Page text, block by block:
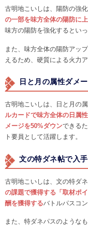
古明地こいしは、陽防の強
の一部を味方全体の陽防に
味方の陽防を強化するとい
また、味方全体の陽防アッ
えるため、硬質による火力
日と月の属性ダメ
古明地こいしは、日と月の
ルカードで味方全体の日属
メージを50%ダウンできる
ト要員として活躍します。
文の特ダネ帖で入
古明地こいしは、文の特ダ
の課題で獲得する「取材ポ
酬を獲得するバトルパスコン
また、特ダネパスのような